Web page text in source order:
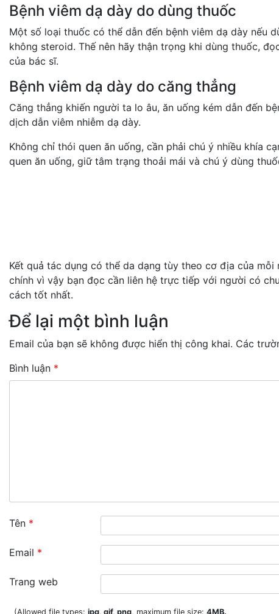
Bệnh viêm dạ dày do dùng thuốc
Một số loại thuốc có thể dẫn đến bệnh viêm dạ dày nếu
không steroid. Thế nên hãy thận trọng khi dùng thuốc,
của bác sĩ.
Bệnh viêm dạ dày do căng thẳng
Căng thẳng khiến người ta lo âu, ăn uống kém dẫn đến
dịch dẫn viêm nhiễm dạ dày.
Không chỉ thói quen ăn uống, cần phải chú ý nhiều khía
quen ăn uống, giữ tâm trạng thoải mái và chú ý dùng
Kết quả tác dụng có thể da dạng tùy theo cơ địa của
chính vì vậy bạn đọc cần liên hệ trực tiếp với người có
cách tốt nhất.
Để lại một bình luận
Email của bạn sẽ không được hiển thị công khai. Các
Bình luận *
Tên *
Email *
Trang web
(Allowed file types: jpg, gif, png, maximum file size: 4MB.